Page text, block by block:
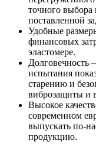
точного выбора
поставленной
Удобные
финансовых
эластомере.
испытания
старению и
виброзащиты и
Высокое
современном
выпускать по-
продукцию.